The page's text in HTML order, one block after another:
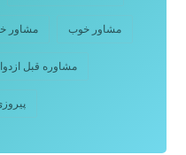
مشاور خوب مشاور
مشاوره قبل